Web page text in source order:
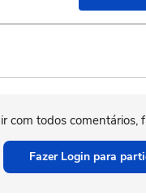
com todos comentários,
Fazer Login para